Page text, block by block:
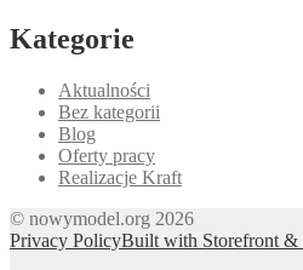
Kategorie
Aktualności
Bez kategorii
Blog
Oferty pracy
Realizacje Kraft
© nowymodel.org 2026
Privacy PolicyBuilt with Storefront &